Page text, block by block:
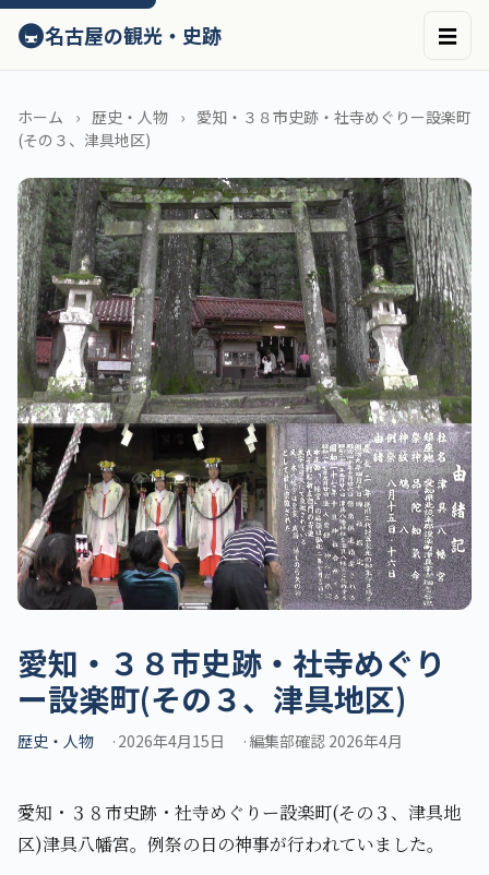
ン
テ
へ
ス
ッ
プ
🚇名古屋の観光・史跡 ☰
ホーム 歴史・人物
愛知・３８市史跡・社寺めぐりー設楽町
(その３、津具地区)
愛知・３８市史跡・社寺めぐり
ー設楽町(その３、津具地区)
歴史・人物 2026年4月15日 編集部確認 2026年4月
愛知・３８市史跡・社寺めぐりー設楽町(その３、津具地
区)津具八幡宮。例祭の日の神事が行われていました。